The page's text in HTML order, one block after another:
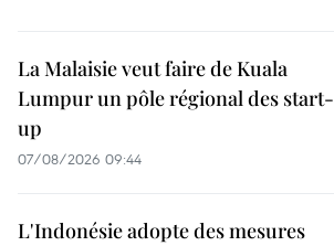
La Malaisie veut faire de Kuala
Lumpur un pôle régional des start-
up
07/08/2026 09:44
L'Indonésie adopte des mesures